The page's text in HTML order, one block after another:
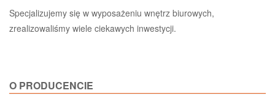
Specjalizujemy się w wyposażeniu wnętrz biurowych,
zrealizowaliśmy wiele ciekawych inwestycji.
O PRODUCENCIE